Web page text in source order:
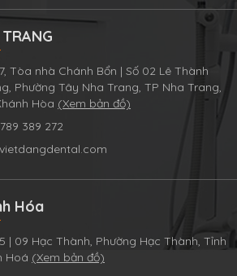
Tòa nhà Chánh Bổn | Số 02 Lê Thành
Phường Tây Nha Trang, TP Nha Trang,
Hòa (Xem bản đồ)
389 272
Hóa
| 09 Hạc Thành, Phường Hạc Thành, Tỉnh
Hoá (Xem bản đồ)